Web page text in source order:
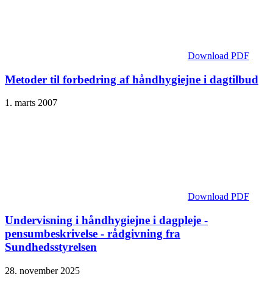
Download PDF
Metoder til forbedring af håndhygiejne i dagtilbud
1. marts 2007
Download PDF
Undervisning i håndhygiejne i dagpleje -
pensumbeskrivelse - rådgivning fra
Sundhedsstyrelsen
28. november 2025